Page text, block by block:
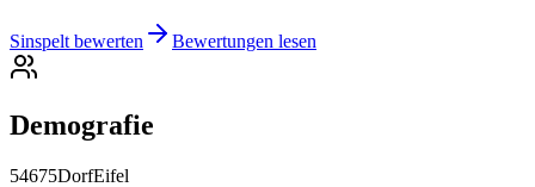
Sinspelt bewerten Bewertungen lesen
Demografie
54675DorfEifel